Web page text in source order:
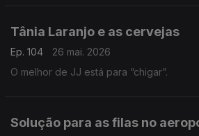
Tânia Laranjo e as cervejas
Ep. 104
26 mai. 2026
O melhor de JJ está para “chigar”.
Solução para as filas no